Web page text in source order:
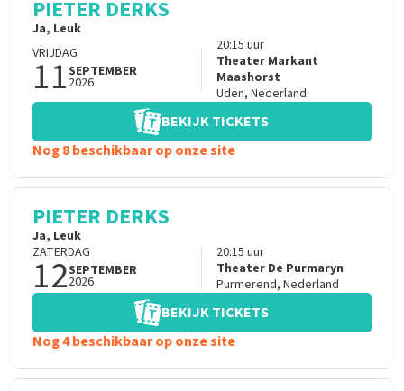
PIETER DERKS
Ja, Leuk
VRIJDAG
11SEPTEMBER
2026
20:15 uur
Theater Markant
Maashorst
Uden, Nederland
BEKIJK TICKETS
Nog 8 beschikbaar op onze site
PIETER DERKS
Ja, Leuk
ZATERDAG
12SEPTEMBER
2026
20:15 uur
Theater De Purmaryn
Purmerend, Nederland
BEKIJK TICKETS
Nog 4 beschikbaar op onze site